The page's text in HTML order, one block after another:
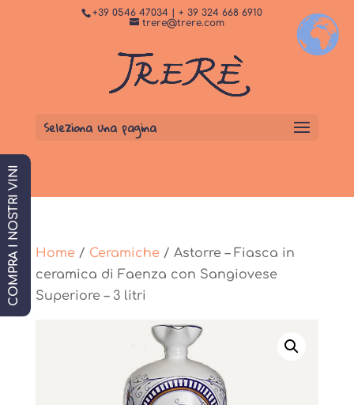
+39 0546 47034 | + 39 324 668 6910
trere@trere.com
Seleziona una pagina
Home / Ceramiche / Astorre – Fiasca in
ceramica di Faenza con Sangiovese
Superiore – 3 litri
Dormi da noi PRENOTA SUBITO +
COMPRA I NOSTRI VINI